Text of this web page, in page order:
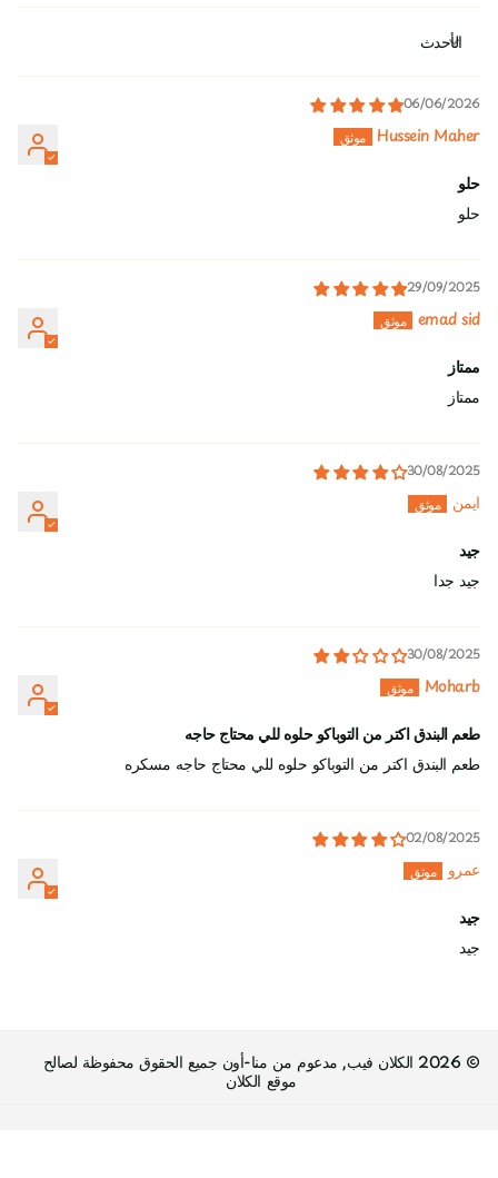
Sort by
06/06/2026
Hussein Maher
حلو
حلو
29/09/2025
emad sid
ممتاز
ممتاز
30/08/2025
ايمن
جيد
جيد جدا
30/08/2025
Moharb
طعم البندق اكتر من التوباكو حلوه للي محتاج حاجه
طعم البندق اكتر من التوباكو حلوه للي محتاج حاجه مسكره
02/08/2025
عمرو
جيد
جيد
©
2026 الكلان فيب, مدعوم من منا-أون جميع الحقوق محفوظة لصالح
موقع الكلان